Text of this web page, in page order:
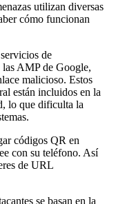
utilizan diversas
cómo funcionan
de
AMP de Google,
malicioso. Estos
están incluidos en la
lo que dificulta la
códigos QR en
con su teléfono. Así
de URL
se basan en la